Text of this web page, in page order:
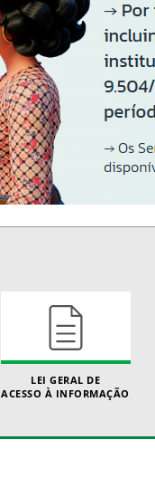
LEI GERAL DE
ACESSO À INFORMAÇÃO